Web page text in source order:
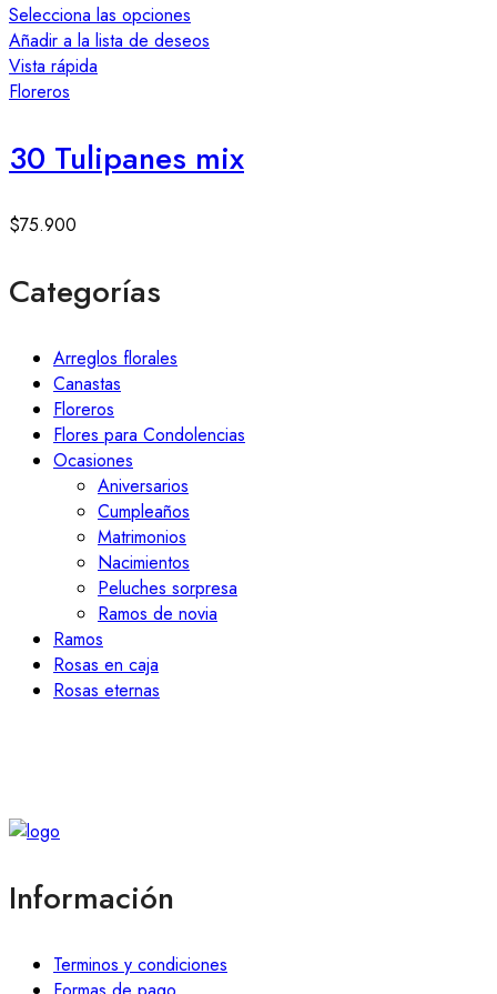
Selecciona las opciones
Añadir a la lista de deseos
Vista rápida
Floreros
30 Tulipanes mix
$75.900
Categorías
Arreglos florales
Canastas
Floreros
Flores para Condolencias
Ocasiones
Aniversarios
Cumpleaños
Matrimonios
Nacimientos
Peluches sorpresa
Ramos de novia
Ramos
Rosas en caja
Rosas eternas
Información
Terminos y condiciones